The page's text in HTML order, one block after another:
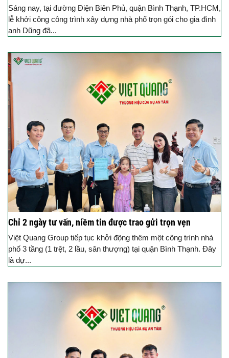
Sáng nay, tại đường Điện Biên Phủ, quận Bình Thạnh, TP.HCM,
lễ khởi công công trình xây dựng nhà phố trọn gói cho gia đình
anh Dũng đã...
Chỉ 2 ngày tư vấn, niềm tin được trao gửi trọn vẹn
Việt Quang Group tiếp tục khởi động thêm một công trình nhà
phố 3 tầng (1 trệt, 2 lầu, sân thượng) tại quận Bình Thạnh. Đây
là dự...